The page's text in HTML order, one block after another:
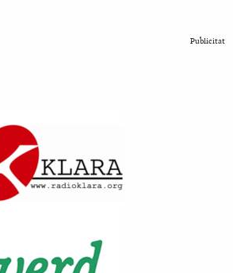
Publicitat